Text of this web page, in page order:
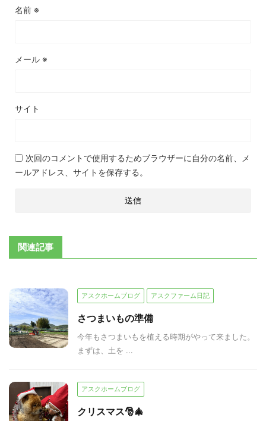
名前 ※
メール ※
サイト
次回のコメントで使用するためブラウザーに自分の名前、メ
ールアドレス、サイトを保存する。
関連記事
アスクホームブログ アスクファーム日記
さつまいもの準備
今年もさつまいもを植える時期がやって来ました。
まずは、土を ...
アスクホームブログ
クリスマス🎅🎄